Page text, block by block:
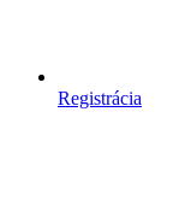
Registrácia